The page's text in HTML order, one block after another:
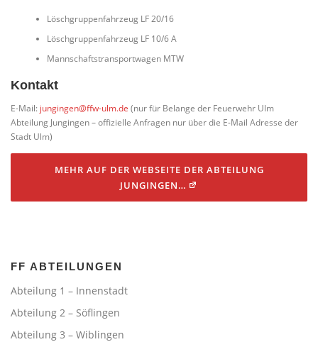
Löschgruppenfahrzeug LF 20/16
Löschgruppenfahrzeug LF 10/6 A
Mannschaftstransportwagen MTW
Kontakt
E-Mail: jungingen@ffw-ulm.de (nur für Belange der Feuerwehr Ulm
Abteilung Jungingen – offizielle Anfragen nur über die E-Mail Adresse der
Stadt Ulm)
MEHR AUF DER WEBSEITE DER ABTEILUNG
JUNGINGEN…
FF ABTEILUNGEN
Abteilung 1 – Innenstadt
Abteilung 2 – Söflingen
Abteilung 3 – Wiblingen